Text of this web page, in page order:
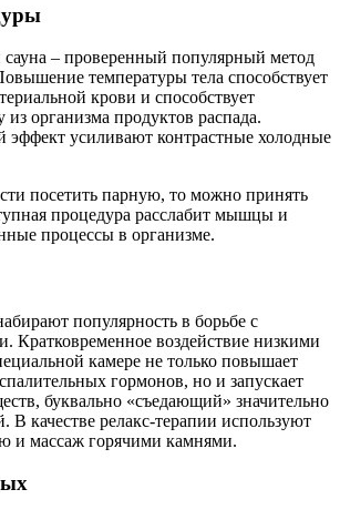
сауна – проверенный популярный метод
температуры тела способствует
крови и способствует
организма продуктов распада.
эффект усиливают контрастные холодные
посетить парную, то можно принять
процедура расслабит мышцы и
процессы в организме.
популярность в борьбе с
воздействие низкими
камере не только повышает
гормонов, но и запускает
буквально «съедающий» значительно
В качестве релакс-терапии используют
и массаж горячими камнями.